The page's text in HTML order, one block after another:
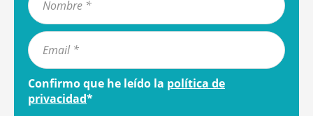
Confirmo que he leído la política de
privacidad*